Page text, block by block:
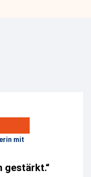
mit
gestärkt.“